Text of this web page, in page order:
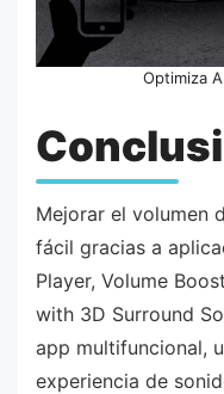
Optimiza
Mejorar el volumen
fácil gracias a
Player, Volume
with 3D Surround
app multifuncional,
experiencia de